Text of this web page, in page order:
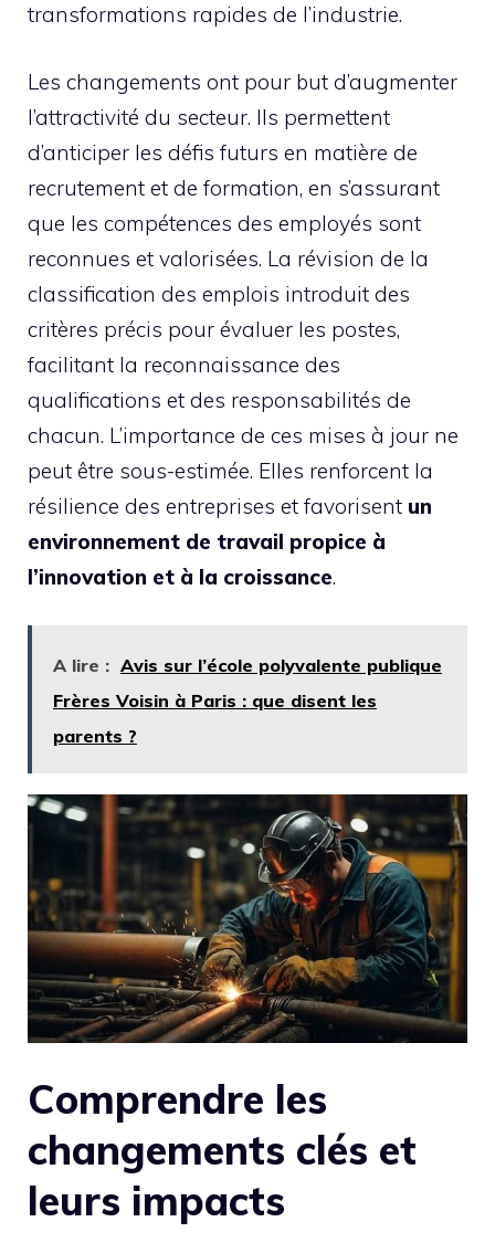
transformations rapides de l’industrie.
Les changements ont pour but d’augmenter
l’attractivité du secteur. Ils permettent
d’anticiper les défis futurs en matière de
recrutement et de formation, en s’assurant
que les compétences des employés sont
reconnues et valorisées. La révision de la
classification des emplois introduit des
critères précis pour évaluer les postes,
facilitant la reconnaissance des
qualifications et des responsabilités de
chacun. L’importance de ces mises à jour ne
peut être sous-estimée. Elles renforcent la
résilience des entreprises et favorisent un
environnement de travail propice à
l’innovation et à la croissance.
A lire : Avis sur l’école polyvalente publique
Frères Voisin à Paris : que disent les
parents ?
Comprendre les
changements clés et
leurs impacts